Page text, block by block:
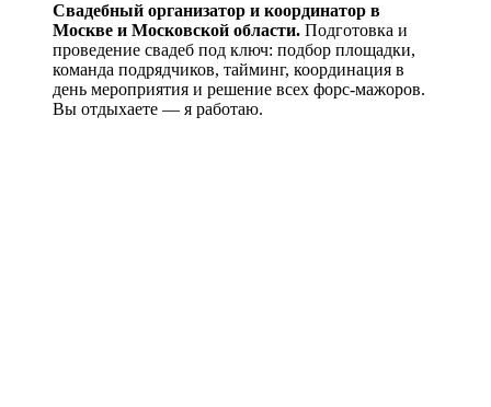
Свадебный организатор и координатор в
Москве и Московской области. Подготовка и
проведение свадеб под ключ: подбор площадки,
команда подрядчиков, тайминг, координация в
день мероприятия и решение всех форс-мажоров.
Вы отдыхаете — я работаю.